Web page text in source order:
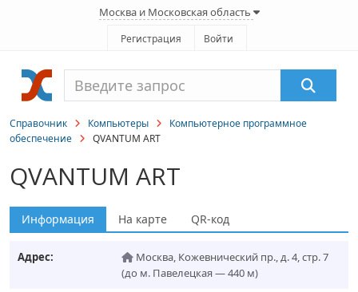
Москва и Московская область
Регистрация Войти
Справочник Компьютеры
Компьютерное программное
обеспечение
QVANTUM ART
QVANTUM ART
Информация На карте QR-код
Адрес: Москва, Кожевнический пр., д. 4, стр. 7
(до м. Павелецкая — 440 м)